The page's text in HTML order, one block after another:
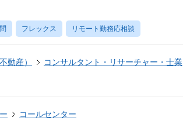
フレックス リモート勤務応相談
動産）
コンサルタント・リサーチャー・士業
コールセンター